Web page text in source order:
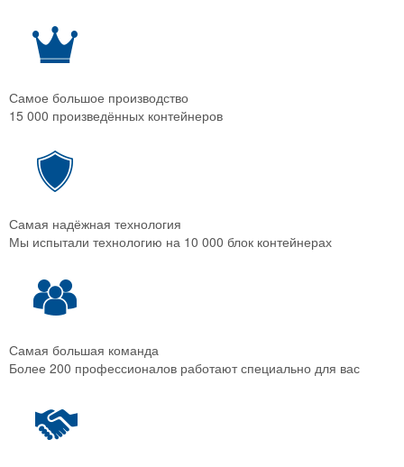
Самое большое производство
15 000 произведённых контейнеров
Самая надёжная технология
Мы испытали технологию на 10 000 блок контейнерах
Самая большая команда
Более 200 профессионалов работают специально для вас